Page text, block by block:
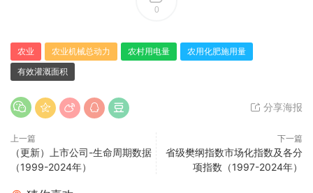
0
农业 农业机械总动力 农村用电量
农用化肥施用量
有效灌溉面积
分享海报
上一篇
（更新）上市公司-生命周期数据
（1999-2024年）
下一篇
省级樊纲指数市场化指数及各分
项指数（1997-2024年）